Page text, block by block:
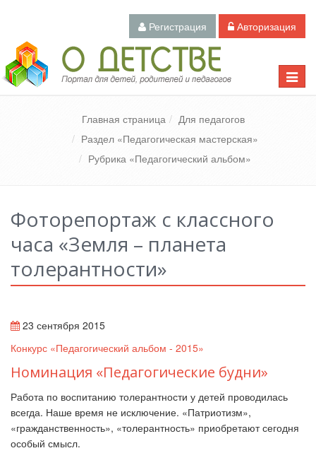
Регистрация Авторизация
Toggle
Педагогический портал «О детстве»
Главная страница
Для педагогов
Раздел «Педагогическая мастерская»
Рубрика «Педагогический альбом»
Фоторепортаж с классного
часа «Земля – планета
толерантности»
23 сентября 2015
Конкурс «Педагогический альбом - 2015»
Номинация «Педагогические будни»
Работа по воспитанию толерантности у детей проводилась
всегда. Наше время не исключение. «Патриотизм»,
«гражданственность», «толерантность» приобретают сегодня
особый смысл.